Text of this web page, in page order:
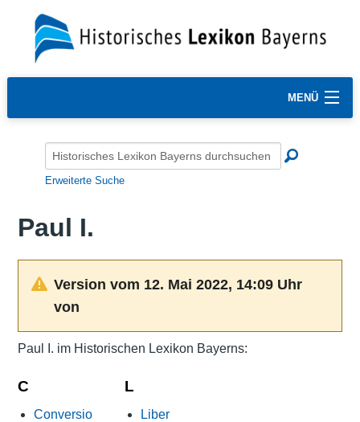
MENÜ
Erweiterte Suche
Paul I.
Version vom 12. Mai 2022, 14:09 Uhr
von
Paul I. im Historischen Lexikon Bayerns:
C
Conversio
L
Liber